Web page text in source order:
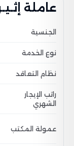
عاملة
الجنسية
نوع الخدمة
نظام التعاقد
راتب الإيجار
الشهري
عمولة المكتب